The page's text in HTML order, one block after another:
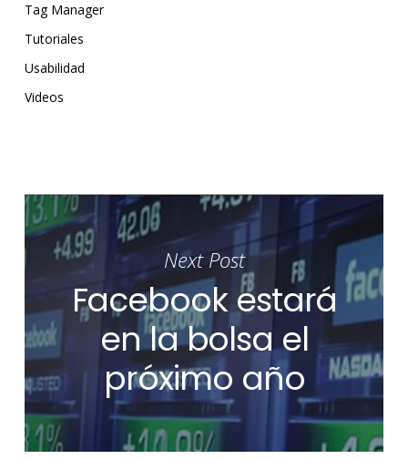
Tag Manager
Tutoriales
Usabilidad
Videos
Next Post
Facebook estará
en la bolsa el
próximo año